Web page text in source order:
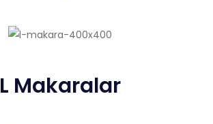
L Makaralar